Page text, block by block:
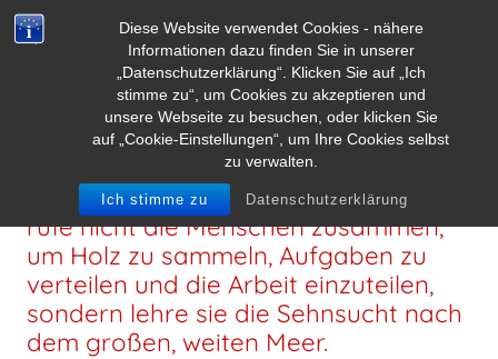
Diese Website verwendet Cookies - nähere
Informationen dazu finden Sie in unserer
„Datenschutzerklärung“. Klicken Sie auf „Ich
stimme zu“, um Cookies zu akzeptieren und
unsere Webseite zu besuchen, oder klicken Sie
auf „Cookie-Einstellungen“, um Ihre Cookies selbst
zu verwalten.
Ich stimme zu Datenschutzerklärung
Wenn Du ein Schiff bauen willst, dann
rufe nicht die Menschen zusammen,
um Holz zu sammeln, Aufgaben zu
verteilen und die Arbeit einzuteilen,
sondern lehre sie die Sehnsucht nach
dem großen, weiten Meer.